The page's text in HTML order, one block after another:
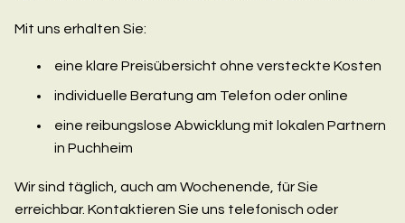
Mit uns erhalten Sie:
eine klare Preisübersicht ohne versteckte Kosten
individuelle Beratung am Telefon oder online
eine reibungslose Abwicklung mit lokalen Partnern
in Puchheim
Wir sind täglich, auch am Wochenende, für Sie
erreichbar. Kontaktieren Sie uns telefonisch oder